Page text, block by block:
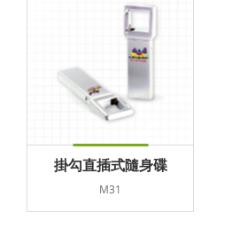
掛勾直插式隨身碟
M31